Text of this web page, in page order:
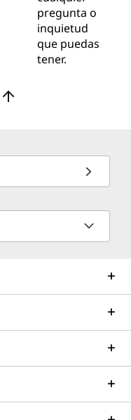
pregunta o
inquietud
que puedas
tener.